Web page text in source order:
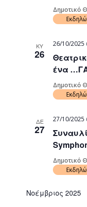
Δημοτικό
ΚΥ
26
ένα
26/10/2025
Δημοτικό
ΔΕ
27
27/10/2025
Δημοτικό
Νοέμβριος 2025